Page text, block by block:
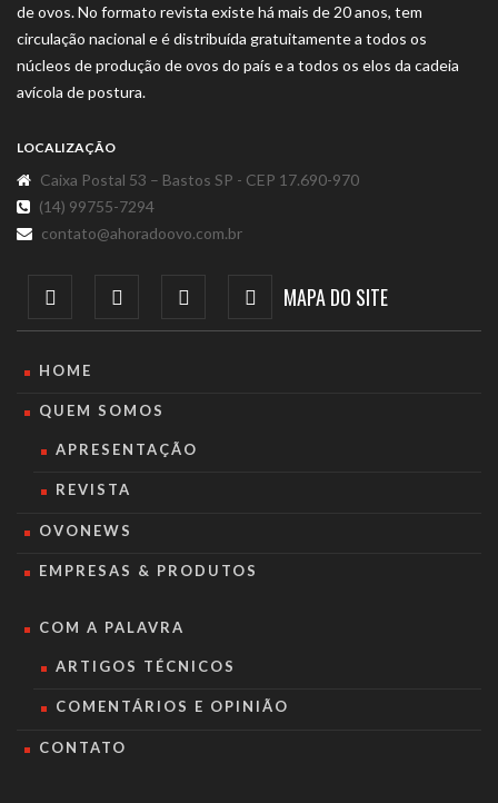
de ovos. No formato revista existe há mais de 20 anos, tem
circulação nacional e é distribuída gratuitamente a todos os
núcleos de produção de ovos do país e a todos os elos da cadeia
avícola de postura.
LOCALIZAÇÃO
Caixa Postal 53 – Bastos SP - CEP 17.690-970
(14) 99755-7294
contato@ahoradoovo.com.br
MAPA DO SITE
HOME
QUEM SOMOS
APRESENTAÇÃO
REVISTA
OVONEWS
EMPRESAS & PRODUTOS
COM A PALAVRA
ARTIGOS TÉCNICOS
COMENTÁRIOS E OPINIÃO
CONTATO